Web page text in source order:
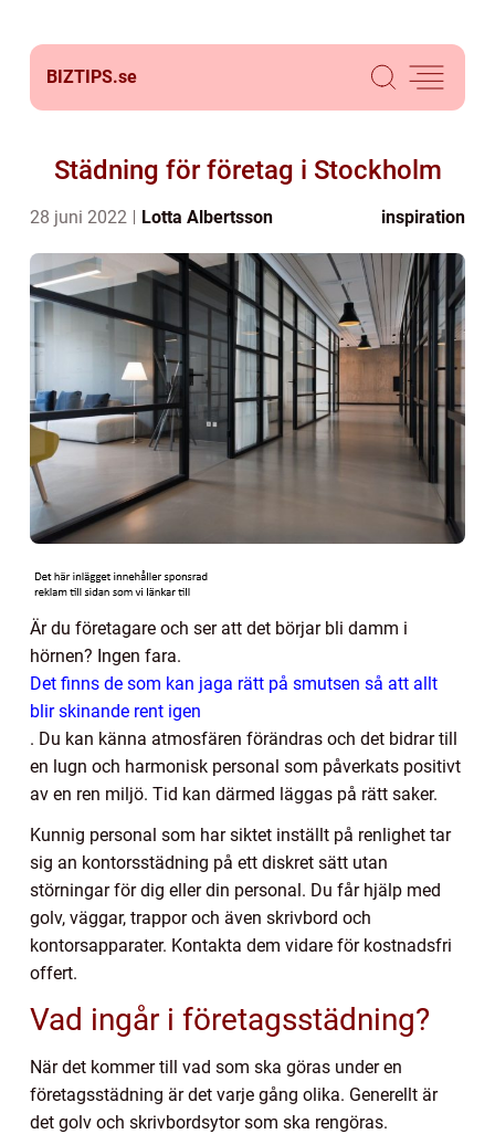
BIZTIPS.se
Städning för företag i Stockholm
28 juni 2022 Lotta Albertsson inspiration
Är du företagare och ser att det börjar bli damm i
hörnen? Ingen fara.
Det finns de som kan jaga rätt på smutsen så att allt
blir skinande rent igen
. Du kan känna atmosfären förändras och det bidrar till
en lugn och harmonisk personal som påverkats positivt
av en ren miljö. Tid kan därmed läggas på rätt saker.
Kunnig personal som har siktet inställt på renlighet tar
sig an kontorsstädning på ett diskret sätt utan
störningar för dig eller din personal. Du får hjälp med
golv, väggar, trappor och även skrivbord och
kontorsapparater. Kontakta dem vidare för kostnadsfri
offert.
Vad ingår i företagsstädning?
När det kommer till vad som ska göras under en
företagsstädning är det varje gång olika. Generellt är
det golv och skrivbordsytor som ska rengöras.